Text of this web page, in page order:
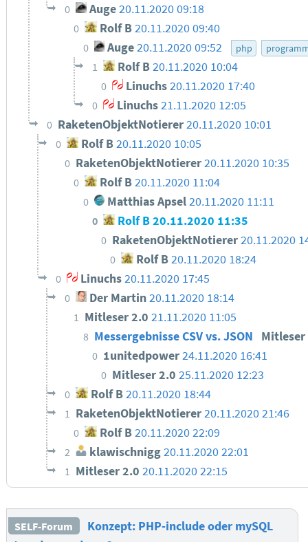
0 Auge20.11.2020 09:18
0 Rolf B20.11.2020 09:40
0 Auge20.11.2020 09:52 php
1 Rolf B20.11.2020 10:04
0 Linuchs20.11.2020 17:40
0 Linuchs 21.11.2020 12:05
0 RaketenObjektNotierer20.11.2020 10:01
0 Rolf B 20.11.2020 10:05
0 RaketenObjektNotierer20.11.2020 10:35
0 Rolf B20.11.2020 11:04
0 Matthias Apsel20.11.2020 11:11
0 Rolf B20.11.2020 11:35
0 RaketenObjektNotierer20.11.2020
0 Rolf B20.11.2020 18:24
0 Linuchs20.11.2020 17:45
0 Der Martin20.11.2020 18:14
1 Mitleser 2.021.11.2020 11:05
8 Messergebnisse CSV vs. JSON
0 1unitedpower24.11.2020 16:41
0 Mitleser 2.0 25.11.2020 12:23
0 Rolf B20.11.2020 18:44
1 RaketenObjektNotierer20.11.2020 21:46
0 Rolf B20.11.2020 22:09
2 klawischnigg20.11.2020 22:01
1 Mitleser 2.020.11.2020 22:15
SELF-Forum
Konzept: PHP-include oder mySQL